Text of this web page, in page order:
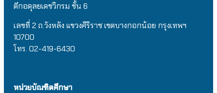
ตึกอดุลยเดชวิกรม ชั้น 6
เลขที่ 2 ถ.วังหลัง แขวงศิริราช เขตบางกอกน้อย กรุงเทพฯ
10700
โทร. 02-419-6430
หน่วยบัณฑิตศึกษา